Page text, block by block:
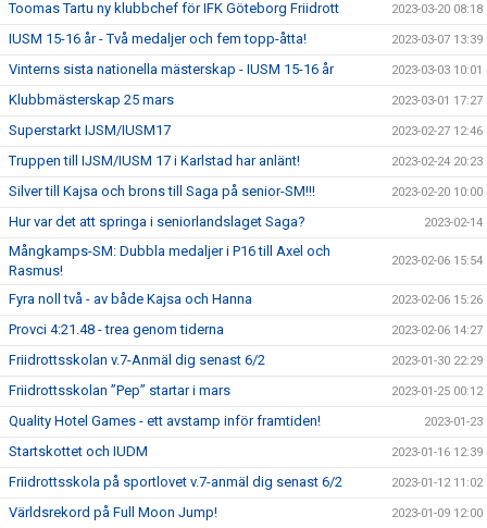
Toomas Tartu ny klubbchef för IFK Göteborg Friidrott 2023-03-20 08:18
IUSM 15-16 år - Två medaljer och fem topp-åtta! 2023-03-07 13:39
Vinterns sista nationella mästerskap - IUSM 15-16 år 2023-03-03 10:01
Klubbmästerskap 25 mars 2023-03-01 17:27
Superstarkt IJSM/IUSM17 2023-02-27 12:46
Truppen till IJSM/IUSM 17 i Karlstad har anlänt! 2023-02-24 20:23
Silver till Kajsa och brons till Saga på senior-SM!!! 2023-02-20 10:00
Hur var det att springa i seniorlandslaget Saga? 2023-02-14
Mångkamps-SM: Dubbla medaljer i P16 till Axel och
Rasmus!
2023-02-06 15:54
Fyra noll två - av både Kajsa och Hanna 2023-02-06 15:26
Provci 4:21.48 - trea genom tiderna 2023-02-06 14:27
Friidrottsskolan v.7-Anmäl dig senast 6/2 2023-01-30 22:29
Friidrottsskolan ”Pep” startar i mars 2023-01-25 00:12
Quality Hotel Games - ett avstamp inför framtiden! 2023-01-23
Startskottet och IUDM 2023-01-16 12:39
Friidrottsskola på sportlovet v.7-anmäl dig senast 6/2 2023-01-12 11:02
Världsrekord på Full Moon Jump! 2023-01-09 12:00